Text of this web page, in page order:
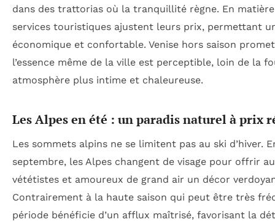
dans des trattorias où la tranquillité règne. En
services touristiques ajustent leurs prix, permettant
économique et confortable. Venise hors saison
l’essence même de la ville est perceptible, loin de la
atmosphère plus intime et chaleureuse.
Les Alpes en été : un paradis naturel à prix
Les sommets alpins ne se limitent pas au ski d’hiver.
septembre, les Alpes changent de visage pour offrir
vététistes et amoureux de grand air un décor
Contrairement à la haute saison qui peut être très
période bénéficie d’un afflux maîtrisé, favorisant la